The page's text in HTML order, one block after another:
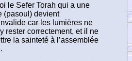
le Sefer Torah qui a une
(pasoul) devient
car les lumières ne
rester correctement, et il ne
la sainteté à l’assemblée